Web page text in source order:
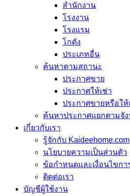
สำนักงาน
โรงงาน
โรงแรม
โกดัง
ประเภทอื่น
ค้นหาตามสถานะ
ประกาศขาย
ประกาศให้เช่า
ประกาศขายหรือให้
ค้นหาประกาศแยกตามจั
เกี่ยวกับเรา
รู้จักกับ Kaideehome.com
นโยบายความเป็นส่วนตัว
ข้อกำหนดและเงื่อนไขกา
ติดต่อเรา
บัญชีผู้ใช้งาน